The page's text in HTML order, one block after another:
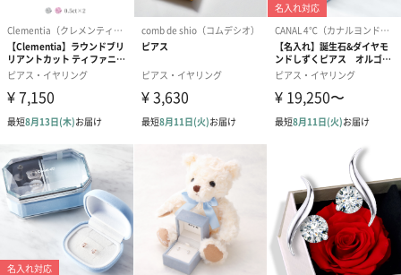
ロゴ入りラベンダーBOX（300円）